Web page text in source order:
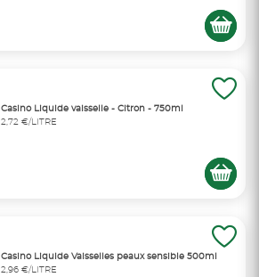
Casino Liquide vaisselle - Citron - 750ml
2,72 €/LITRE
Casino Liquide Vaisselles peaux sensible 500ml
2,96 €/LITRE